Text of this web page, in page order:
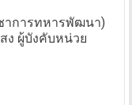
าการทหารพัฒนา)
ง ผู้บังคับหน่วย